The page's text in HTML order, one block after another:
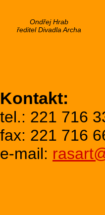
Ondřej Hrab
ředitel Divadla Archa
Kontakt:
tel.: 221 716
fax: 221 716
e-mail: